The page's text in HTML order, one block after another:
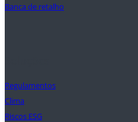
Banca de retalho
Regulamentos
Clima
Riscos ESG